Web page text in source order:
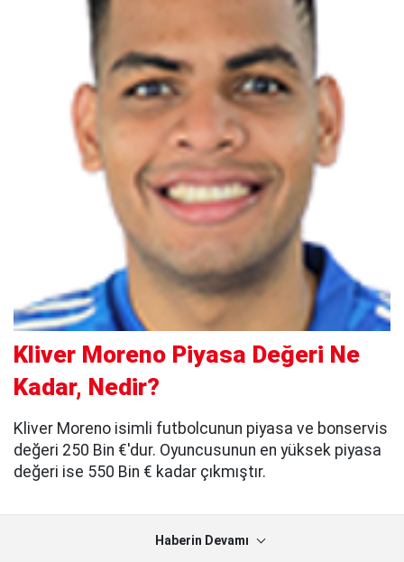
Kliver Moreno Piyasa Değeri Ne
Kadar, Nedir?
Kliver Moreno isimli futbolcunun piyasa ve bonservis
değeri 250 Bin €'dur. Oyuncusunun en yüksek piyasa
değeri ise 550 Bin € kadar çıkmıştır.
Haberin Devamı